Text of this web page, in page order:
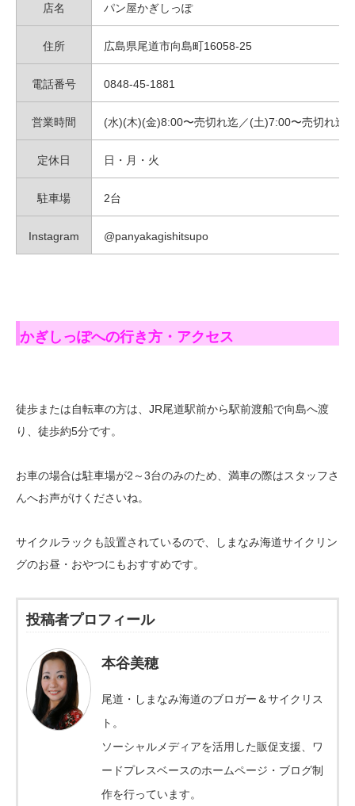
店名 パン屋かぎしっぽ
住所 広島県尾道市向島町16058-25
電話番号 0848-45-1881
営業時間 (水)(木)(金)8:00〜売切れ迄／(土)7:00〜売切れ迄
定休日 日・月・火
駐車場 2台
Instagram @panyakagishitsupo
かぎしっぽへの行き方・アクセス
徒歩または自転車の方は、JR尾道駅前から駅前渡船で向島へ渡
り、徒歩約5分です。
お車の場合は駐車場が2～3台のみのため、満車の際はスタッフさ
んへお声がけくださいね。
サイクルラックも設置されているので、しまなみ海道サイクリン
グのお昼・おやつにもおすすめです。
投稿者プロフィール
本谷美穂
尾道・しまなみ海道のブロガー＆サイクリス
ト。
ソーシャルメディアを活用した販促支援、ワ
ードプレスベースのホームページ・ブログ制
作を行っています。